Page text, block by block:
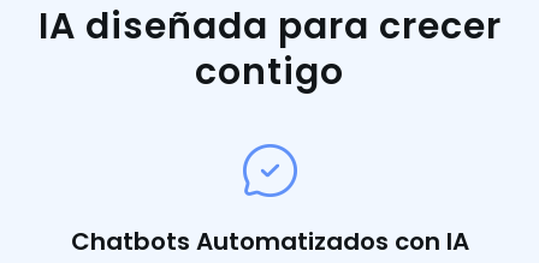
IA diseñada para crecer
contigo
Chatbots Automatizados con IA